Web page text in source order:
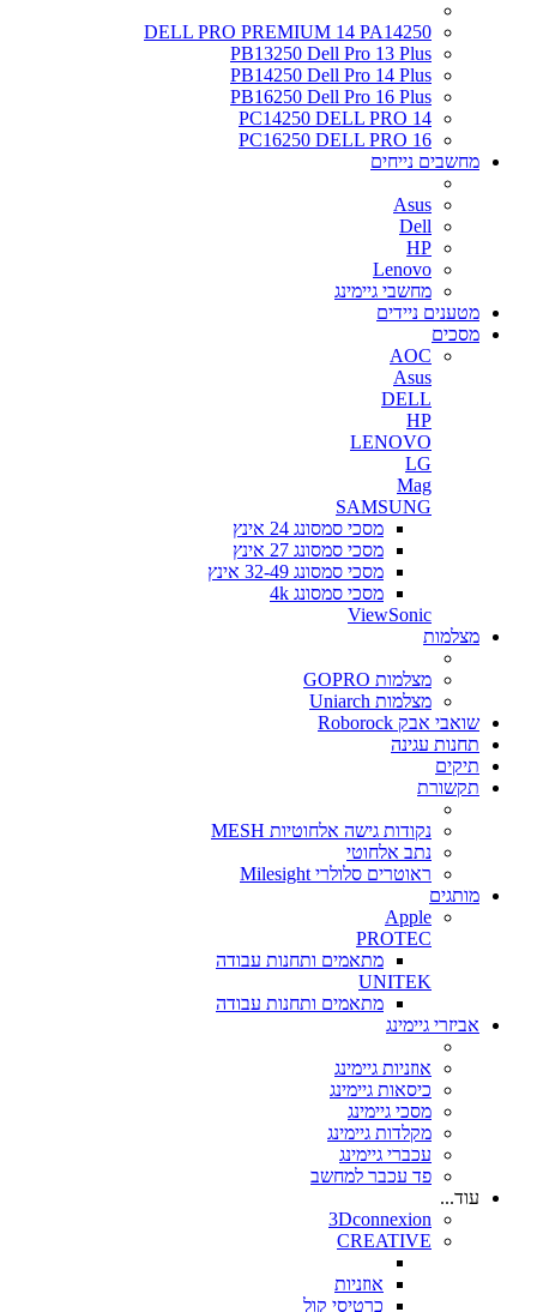
DELL PRO PREMIUM 14 PA14250
PB13250 Dell Pro 13 Plus
PB14250 Dell Pro 14 Plus
PB16250 Dell Pro 16 Plus
PC14250 DELL PRO 14
PC16250 DELL PRO 16
מחשבים נייחים
Asus
Dell
HP
Lenovo
מחשבי גיימינג
מטענים ניידים
מסכים
AOC
Asus
DELL
HP
LENOVO
LG
Mag
SAMSUNG
מסכי סמסונג 24 אינץ
מסכי סמסונג 27 אינץ
מסכי סמסונג 32-49 אינץ
מסכי סמסונג 4k
ViewSonic
מצלמות
מצלמות GOPRO
מצלמות Uniarch
שואבי אבק Roborock
תחנות עגינה
תיקים
תקשורת
נקודות גישה אלחוטיות MESH
נתב אלחוטי
ראוטרים סלולרי Milesight
מותגים
Apple
PROTEC
מתאמים ותחנות עבודה
UNITEK
מתאמים ותחנות עבודה
אביזרי גיימינג
אוזניות גיימינג
כיסאות גיימינג
מסכי גיימינג
מקלדות גיימינג
עכברי גיימינג
פד עכבר למחשב
עוד...
3Dconnexion
CREATIVE
אוזניות
כרטיסי קול